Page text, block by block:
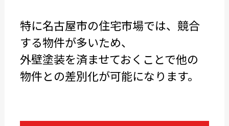
特に名古屋市の住宅市場では、競合
する物件が多いため、
外壁塗装を済ませておくことで他の
物件との差別化が可能になります。